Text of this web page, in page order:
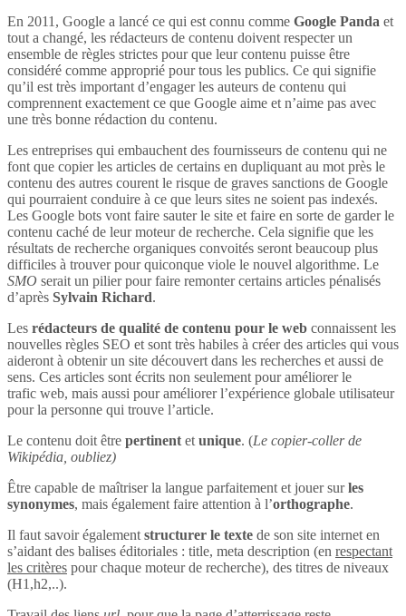
En 2011, Google a lancé ce qui est connu comme Google Panda et
tout a changé, les rédacteurs de contenu doivent respecter un
ensemble de règles strictes pour que leur contenu puisse être
considéré comme approprié pour tous les publics. Ce qui signifie
qu’il est très important d’engager les auteurs de contenu qui
comprennent exactement ce que Google aime et n’aime pas avec
une très bonne rédaction du contenu.
Les entreprises qui embauchent des fournisseurs de contenu qui ne
font que copier les articles de certains en dupliquant au mot près le
contenu des autres courent le risque de graves sanctions de Google
qui pourraient conduire à ce que leurs sites ne soient pas indexés.
Les Google bots vont faire sauter le site et faire en sorte de garder le
contenu caché de leur moteur de recherche. Cela signifie que les
résultats de recherche organiques convoités seront beaucoup plus
difficiles à trouver pour quiconque viole le nouvel algorithme. Le
SMO serait un pilier pour faire remonter certains articles pénalisés
d’après Sylvain Richard.
Les rédacteurs de qualité de contenu pour le web connaissent les
nouvelles règles SEO et sont très habiles à créer des articles qui vous
aideront à obtenir un site découvert dans les recherches et aussi de
sens. Ces articles sont écrits non seulement pour améliorer le
trafic web, mais aussi pour améliorer l’expérience globale utilisateur
pour la personne qui trouve l’article.
Le contenu doit être pertinent et unique. (Le copier-coller de
Wikipédia, oubliez)
Être capable de maîtriser la langue parfaitement et jouer surles
synonymes, mais également faire attention à l’orthographe.
Il faut savoir également structurer le texte de son site internet en
s’aidant des balises éditoriales : title, meta description (en respectant
les critères pour chaque moteur de recherche), des titres de niveaux
(H1,h2,..).